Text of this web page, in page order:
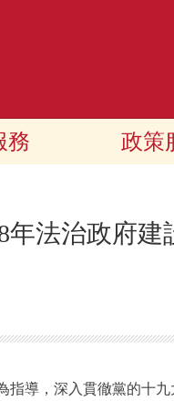
務 政策
年法治政府建
導，深入貫徹黨的十九